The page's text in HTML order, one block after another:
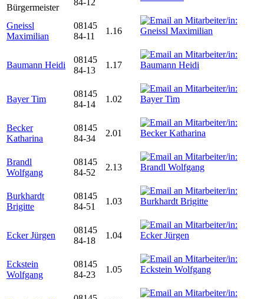
Bürgermeister
84-12
Gneissl
Maximilian
08145
84-11
1.16
Baumann Heidi
08145
84-13
1.17
Bayer Tim
08145
84-14
1.02
Becker
Katharina
08145
84-34
2.01
Brandl
Wolfgang
08145
84-52
2.13
Burkhardt
Brigitte
08145
84-51
1.03
Ecker Jürgen
08145
84-18
1.04
Eckstein
Wolfgang
08145
84-23
1.05